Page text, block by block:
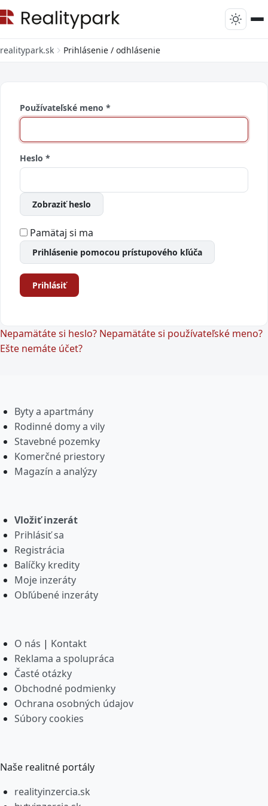
realitypark.sk Prihlásenie / odhlásenie
Používateľské meno *
Heslo *
Zobraziť heslo
Pamätaj si ma
Prihlásenie pomocou prístupového kľúča
Prihlásiť
Nepamätáte si heslo? Nepamätáte si používateľské meno?
Ešte nemáte účet?
Byty a apartmány
Rodinné domy a vily
Stavebné pozemky
Komerčné priestory
Magazín a analýzy
Vložiť inzerát
Prihlásiť sa
Registrácia
Balíčky kredity
Moje inzeráty
Obľúbené inzeráty
O nás | Kontakt
Reklama a spolupráca
Časté otázky
Obchodné podmienky
Ochrana osobných údajov
Súbory cookies
Naše realitné portály
realityinzercia.sk